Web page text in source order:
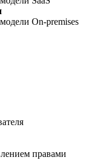
On-premises
правами